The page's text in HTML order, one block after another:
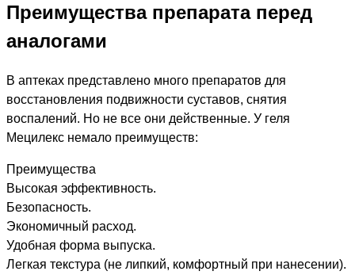
Преимущества препарата перед
аналогами
В аптеках представлено много препаратов для
восстановления подвижности суставов, снятия
воспалений. Но не все они действенные. У геля
Мецилекс немало преимуществ:
Преимущества
Высокая эффективность.
Безопасность.
Экономичный расход.
Удобная форма выпуска.
Легкая текстура (не липкий, комфортный при нанесении).